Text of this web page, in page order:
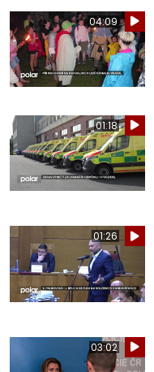
04:09
01:18
01:26
03:02